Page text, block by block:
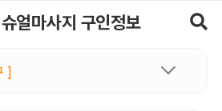
얼마사지 구인정보
]